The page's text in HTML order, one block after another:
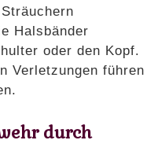
Halsbänder
oder den Kopf.
Verletzungen führen
durch